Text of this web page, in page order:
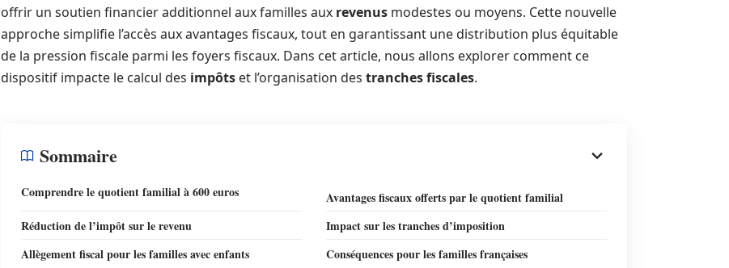
offrir un soutien financier additionnel aux familles aux revenus modestes ou moyens. Cette nouvelle
approche simplifie l’accès aux avantages fiscaux, tout en garantissant une distribution plus équitable
de la pression fiscale parmi les foyers fiscaux. Dans cet article, nous allons explorer comment ce
dispositif impacte le calcul des impôts et l’organisation des tranches fiscales.
Sommaire
Comprendre le quotient familial à 600 euros
Avantages fiscaux offerts par le quotient familial
Réduction de l’impôt sur le revenu
Impact sur les tranches d’imposition
Allègement fiscal pour les familles avec enfants
Conséquences pour les familles françaises